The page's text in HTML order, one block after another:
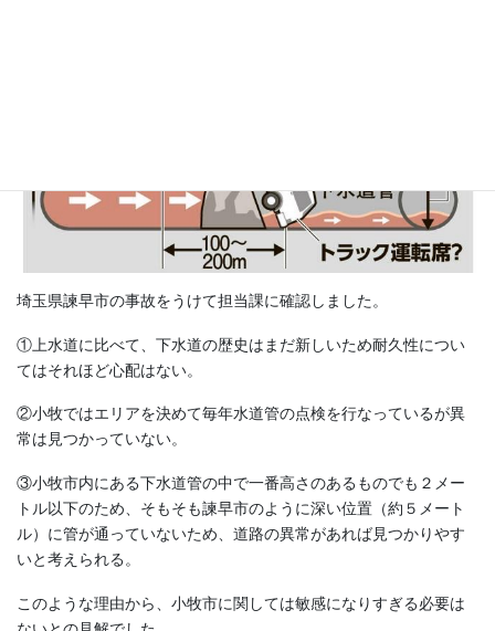
埼玉県諫早市の事故をうけて担当課に確認しました。
①上水道に比べて、下水道の歴史はまだ新しいため耐久性につい
てはそれほど心配はない。
②小牧ではエリアを決めて毎年水道管の点検を行なっているが異
常は見つかっていない。
③小牧市内にある下水道管の中で一番高さのあるものでも２メー
トル以下のため、そもそも諫早市のように深い位置（約５メート
ル）に管が通っていないため、道路の異常があれば見つかりやす
いと考えられる。
このような理由から、小牧市に関しては敏感になりすぎる必要は